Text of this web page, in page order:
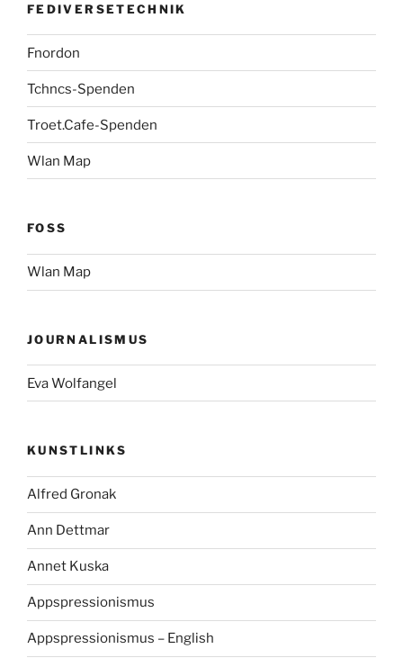
FEDIVERSETECHNIK
Fnordon
Tchncs-Spenden
Troet.Cafe-Spenden
Wlan Map
FOSS
Wlan Map
JOURNALISMUS
Eva Wolfangel
KUNSTLINKS
Alfred Gronak
Ann Dettmar
Annet Kuska
Appspressionismus
Appspressionismus – English